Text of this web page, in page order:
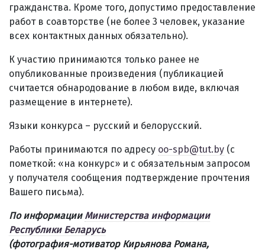
гражданства. Кроме того, допустимо предоставление
работ в соавторстве (не более 3 человек, указание
всех контактных данных обязательно).
К участию принимаются только ранее не
опубликованные произведения (публикацией
считается обнародование в любом виде, включая
размещение в интернете).
Языки конкурса – русский и белорусский.
Работы принимаются по адресу oo-spb@tut.by (с
пометкой: «на конкурс» и с обязательным запросом
у получателя сообщения подтверждение прочтения
Вашего письма).
По информации Министерства информации
Республики Беларусь
(фотография-мотиватор Кирьянова Романа,